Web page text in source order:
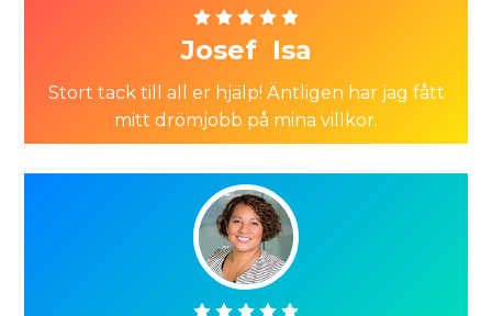
Josef Isa
Stort tack till all er hjälp! Äntligen har jag fått
mitt drömjobb på mina villkor.